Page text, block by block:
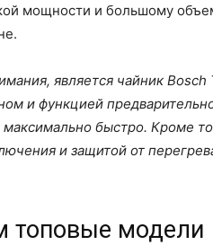
мощности и большому
является чайник Bosch
и функцией
быстро. Кроме
и защитой от
топовые модели